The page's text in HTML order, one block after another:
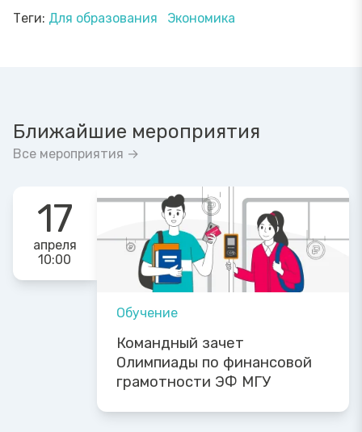
Теги: Для образования Экономика
Ближайшие мероприятия
Все мероприятия →
17
апреля
10:00
Обучение
Командный зачет
Олимпиады по финансовой
грамотности ЭФ МГУ